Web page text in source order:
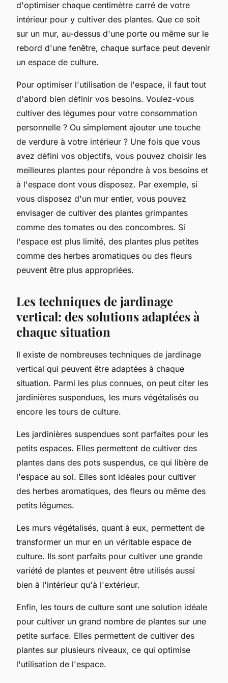
d'optimiser chaque centimètre carré de votre
intérieur pour y cultiver des plantes. Que ce soit
sur un mur, au-dessus d'une porte ou même sur le
rebord d'une fenêtre, chaque surface peut devenir
un espace de culture.
Pour optimiser l'utilisation de l'espace, il faut tout
d'abord bien définir vos besoins. Voulez-vous
cultiver des légumes pour votre consommation
personnelle ? Ou simplement ajouter une touche
de verdure à votre intérieur ? Une fois que vous
avez défini vos objectifs, vous pouvez choisir les
meilleures plantes pour répondre à vos besoins et
à l'espace dont vous disposez. Par exemple, si
vous disposez d'un mur entier, vous pouvez
envisager de cultiver des plantes grimpantes
comme des tomates ou des concombres. Si
l'espace est plus limité, des plantes plus petites
comme des herbes aromatiques ou des fleurs
peuvent être plus appropriées.
Les techniques de jardinage
vertical: des solutions adaptées à
chaque situation
Il existe de nombreuses techniques de jardinage
vertical qui peuvent être adaptées à chaque
situation. Parmi les plus connues, on peut citer les
jardinières suspendues, les murs végétalisés ou
encore les tours de culture.
Les jardinières suspendues sont parfaites pour les
petits espaces. Elles permettent de cultiver des
plantes dans des pots suspendus, ce qui libère de
l'espace au sol. Elles sont idéales pour cultiver
des herbes aromatiques, des fleurs ou même des
petits légumes.
Les murs végétalisés, quant à eux, permettent de
transformer un mur en un véritable espace de
culture. Ils sont parfaits pour cultiver une grande
variété de plantes et peuvent être utilisés aussi
bien à l'intérieur qu'à l'extérieur.
Enfin, les tours de culture sont une solution idéale
pour cultiver un grand nombre de plantes sur une
petite surface. Elles permettent de cultiver des
plantes sur plusieurs niveaux, ce qui optimise
l'utilisation de l'espace.